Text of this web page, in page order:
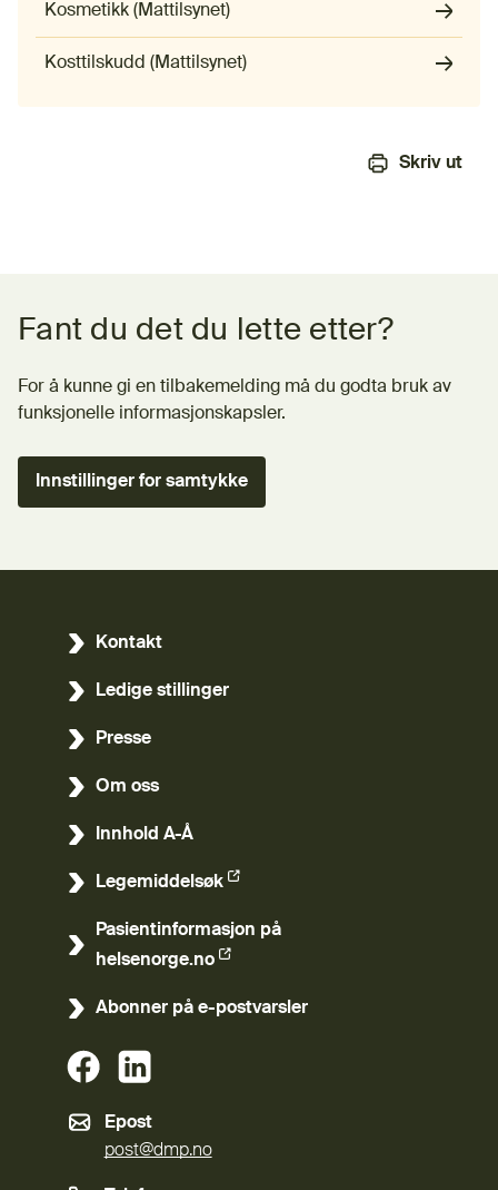
Kosmetikk (Mattilsynet)
(Ekstern lenke)
Kosttilskudd (Mattilsynet)
(Ekstern lenke)
Skriv ut
Fant du det du lette etter?
For å kunne gi en tilbakemelding må du godta bruk av
funksjonelle informasjonskapsler.
Innstillinger for samtykke
Kontakt
Ledige stillinger
Presse
Om oss
Innhold A-Å
Legemiddelsøk
(Ekstern lenke)
Pasientinformasjon på
helsenorge.no
(Ekstern lenke)
Abonner på e-postvarsler
(Ekstern lenke)
Epost
post@dmp.no